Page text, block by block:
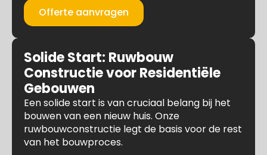
Offerte aanvragen
Solide Start: Ruwbouw
Constructie voor Residentiële
Gebouwen
Een solide start is van cruciaal belang bij het
bouwen van een nieuw huis. Onze
ruwbouwconstructie legt de basis voor de rest
van het bouwproces.